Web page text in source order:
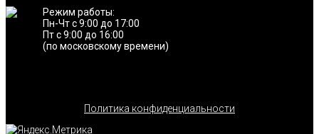
Режим работы:
Пн-Чт с 9:00 до 17:00
Пт с 9:00 до 16:00
(по московскому времени)
Политика конфиденциальности